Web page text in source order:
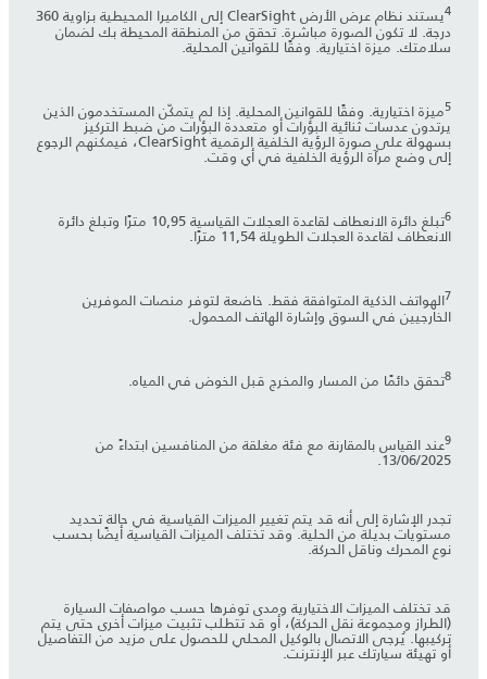
4 يستند نظام عرض الأرض ClearSight إلى الكاميرا المحيطية بزاوية 360
درجة. لا تكون الصورة مباشرة. تحقق من المنطقة المحيطة بك لضمان
سلامتك. ميزة اختيارية. وفقًا للقوانين المحلية.
5ميزة اختيارية. وفقًا للقوانين المحلية. إذا لم يتمكّن المستخدمون الذين
يرتدون عدسات ثنائية البؤرات أو متعددة البؤرات من ضبط التركيز
بسهولة على صورة الرؤية الخلفية الرقمية ClearSight، فيمكنهم الرجوع
إلى وضع مرآة الرؤية الخلفية في أي وقت.
6 تبلغ دائرة الانعطاف لقاعدة العجلات القياسية 10,95 مترًا وتبلغ دائرة
الانعطاف لقاعدة العجلات الطويلة 11,54 مترًا.
7الهواتف الذكية المتوافقة فقط. خاضعة لتوفر منصات الموفرين
الخارجيين في السوق وإشارة الهاتف المحمول.
8تحقق دائمًا من المسار والمخرج قبل الخوض في المياه.
9عند القياس بالمقارنة مع فئة مغلقة من المنافسين ابتداءً من
13/06/2025.
تجدر الإشارة إلى أنه قد يتم تغيير الميزات القياسية في حالة تحديد
مستويات بديلة من الحلية. وقد تختلف الميزات القياسية أيضًا بحسب
نوع المحرك وناقل الحركة.
قد تختلف الميزات الاختيارية ومدى توفرها حسب مواصفات السيارة
(الطراز ومجموعة نقل الحركة)، أو قد تتطلب تثبيت ميزات أخرى حتى يتم
تركيبها. يُرجى الاتصال بالوكيل المحلي للحصول على مزيد من التفاصيل
أو تهيئة سيارتك عبر الإنترنت.